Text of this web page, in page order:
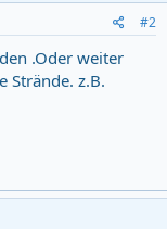
#2
.Oder weiter
Strände. z.B.